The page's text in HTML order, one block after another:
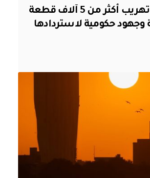
بعد 2003.. تهريب أكثر من 5 آلاف قطعة
وجهود حكومية لاستردادها